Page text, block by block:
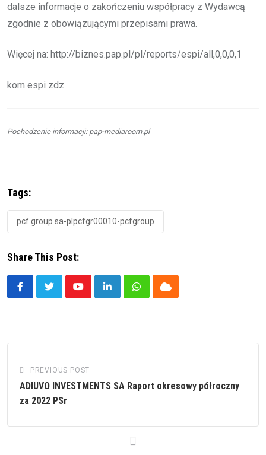
dalsze informacje o zakończeniu współpracy z Wydawcą
zgodnie z obowiązującymi przepisami prawa.
Więcej na: http://biznes.pap.pl/pl/reports/espi/all,0,0,0,1
kom espi zdz
Pochodzenie informacji: pap-mediaroom.pl
Tags:
pcf group sa-plpcfgr00010-pcfgroup
Share This Post:
YoutubeLinkedInWhatsappCloud
PREVIOUS POST
ADIUVO INVESTMENTS SA Raport okresowy półroczny
za 2022 PSr